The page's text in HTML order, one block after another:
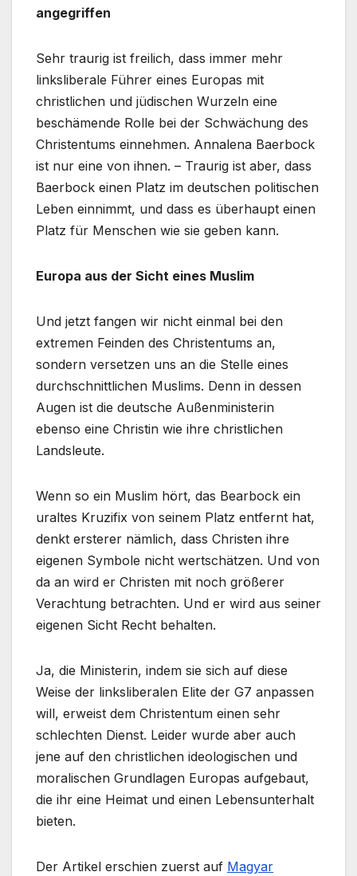
angegriffen
Sehr traurig ist freilich, dass immer mehr
linksliberale Führer eines Europas mit
christlichen und jüdischen Wurzeln eine
beschämende Rolle bei der Schwächung des
Christentums einnehmen. Annalena Baerbock
ist nur eine von ihnen. – Traurig ist aber, dass
Baerbock einen Platz im deutschen politischen
Leben einnimmt, und dass es überhaupt einen
Platz für Menschen wie sie geben kann.
Europa aus der Sicht eines Muslim
Und jetzt fangen wir nicht einmal bei den
extremen Feinden des Christentums an,
sondern versetzen uns an die Stelle eines
durchschnittlichen Muslims. Denn in dessen
Augen ist die deutsche Außenministerin
ebenso eine Christin wie ihre christlichen
Landsleute.
Wenn so ein Muslim hört, das Bearbock ein
uraltes Kruzifix von seinem Platz entfernt hat,
denkt ersterer nämlich, dass Christen ihre
eigenen Symbole nicht wertschätzen. Und von
da an wird er Christen mit noch größerer
Verachtung betrachten. Und er wird aus seiner
eigenen Sicht Recht behalten.
Ja, die Ministerin, indem sie sich auf diese
Weise der linksliberalen Elite der G7 anpassen
will, erweist dem Christentum einen sehr
schlechten Dienst. Leider wurde aber auch
jene auf den christlichen ideologischen und
moralischen Grundlagen Europas aufgebaut,
die ihr eine Heimat und einen Lebensunterhalt
bieten.
Der Artikel erschien zuerst auf Magyar